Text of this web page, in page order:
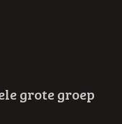
grote groep